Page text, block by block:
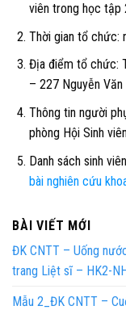
viên trong học
Thời gian tổ chức:
Địa điểm tổ chức:
– 227 Nguyễn Văn
Thông tin người
phòng Hội Sinh
Danh sách sinh
bài nghiên cứu
BÀI VIẾT MỚI
ĐK CNTT – Uống
trang Liệt sĩ – HK2-
Mẫu 2_ĐK CNTT –